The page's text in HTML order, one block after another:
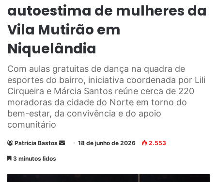
autoestima de mulheres da
Vila Mutirão em
Niquelândia
Com aulas gratuitas de dança na quadra de
esportes do bairro, iniciativa coordenada por Lili
Cirqueira e Márcia Santos reúne cerca de 220
moradoras da cidade do Norte em torno do
bem-estar, da convivência e do apoio
comunitário
Patrícia Bastos 18 de junho de 2026 2.553
3 minutos lidos